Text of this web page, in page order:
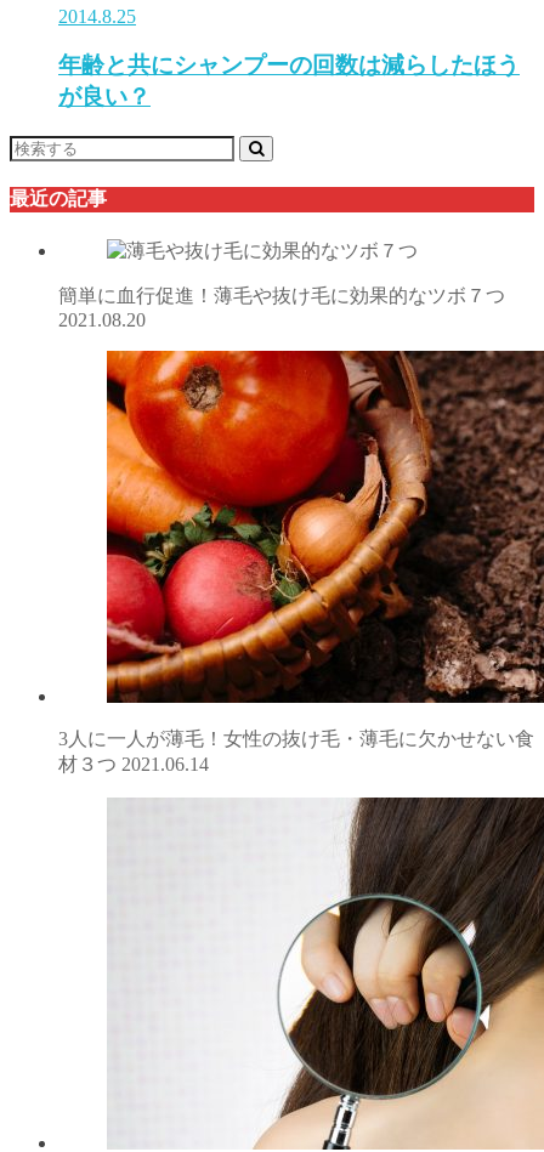
2014.8.25
年齢と共にシャンプーの回数は減らしたほう
が良い？
最近の記事
簡単に血行促進！薄毛や抜け毛に効果的なツボ７つ
2021.08.20
3人に一人が薄毛！女性の抜け毛・薄毛に欠かせない食
材３つ 2021.06.14